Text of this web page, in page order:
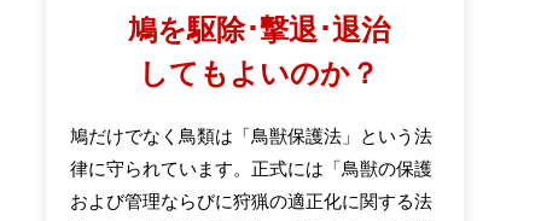
鳩を駆除･撃退･退治
してもよいのか？
鳩だけでなく鳥類は「鳥獣保護法」という法
律に守られています。正式には「鳥獣の保護
および管理ならびに狩猟の適正化に関する法